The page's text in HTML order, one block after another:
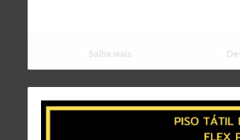
Saiba mais